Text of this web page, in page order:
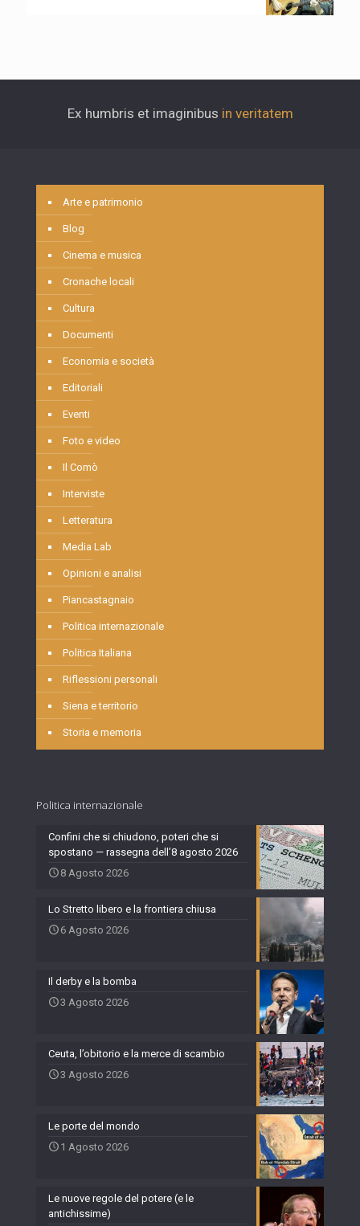
Ex humbris et imaginibus in veritatem
Arte e patrimonio
Blog
Cinema e musica
Cronache locali
Cultura
Documenti
Economia e società
Editoriali
Eventi
Foto e video
Il Comò
Interviste
Letteratura
Media Lab
Opinioni e analisi
Piancastagnaio
Politica internazionale
Politica Italiana
Riflessioni personali
Siena e territorio
Storia e memoria
Politica internazionale
Confini che si chiudono, poteri che si
spostano — rassegna dell’8 agosto 2026
8 Agosto 2026
Lo Stretto libero e la frontiera chiusa
6 Agosto 2026
Il derby e la bomba
3 Agosto 2026
Ceuta, l’obitorio e la merce di scambio
3 Agosto 2026
Le porte del mondo
1 Agosto 2026
Le nuove regole del potere (e le
antichissime)